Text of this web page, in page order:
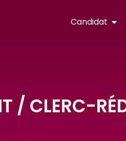
Candidat
/ CLERC-